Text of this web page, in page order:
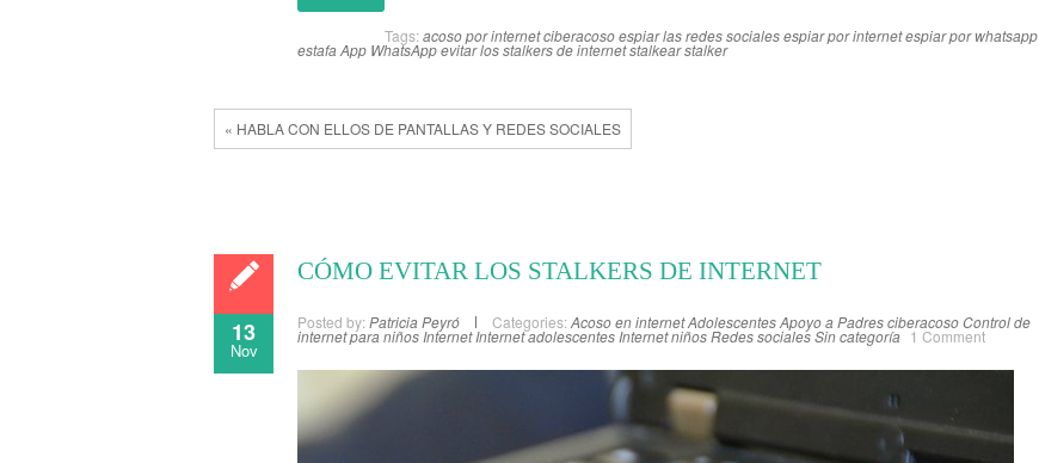
Tags: acoso por internetciberacosoespiar las redes socialesespiar por internetespiar por whatsapp
estafa App WhatsAppevitar los stalkers de internetstalkearstalker
« HABLA CON ELLOS DE PANTALLAS Y REDES SOCIALES
13
Nov
CÓMO EVITAR LOS STALKERS DE INTERNET
Posted by: Patricia Peyró Categories: Acoso en internetAdolescentesApoyo a PadresciberacosoControl de
internet para niños Internet Internet adolescentes Internet niñosRedes socialesSin categoría 1 Comment